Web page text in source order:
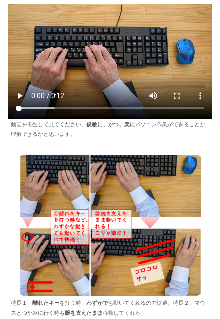
動画を再生して見てください。 俊敏に、かつ、楽にパソコン作業ができることが
理解できるかと思います。
特長１、 離れたキーを打つ時、 わずかでも動いてくれるので快適。特長２、マウ
スとつかみに行く時も 腕を支えたまま移動してくれる！